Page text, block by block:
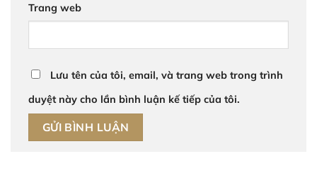
Trang web
Lưu tên của tôi, email, và trang web trong trình
duyệt này cho lần bình luận kế tiếp của tôi.